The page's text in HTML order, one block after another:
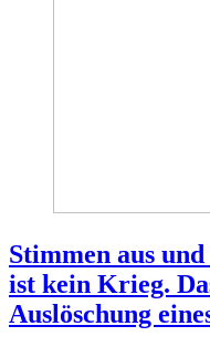
Stimmen aus
ist kein Krieg.
Auslöschung